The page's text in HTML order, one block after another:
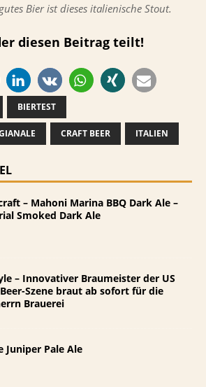
Bier ist dieses italienische Stout.
diesen Beitrag teilt!
BIERTEST
CRAFT BEER ITALIEN
– Mahoni Marina BBQ Dark Ale –
Smoked Dark Ale
– Innovativer Braumeister der US
Szene braut ab sofort für die
Brauerei
Juniper Pale Ale